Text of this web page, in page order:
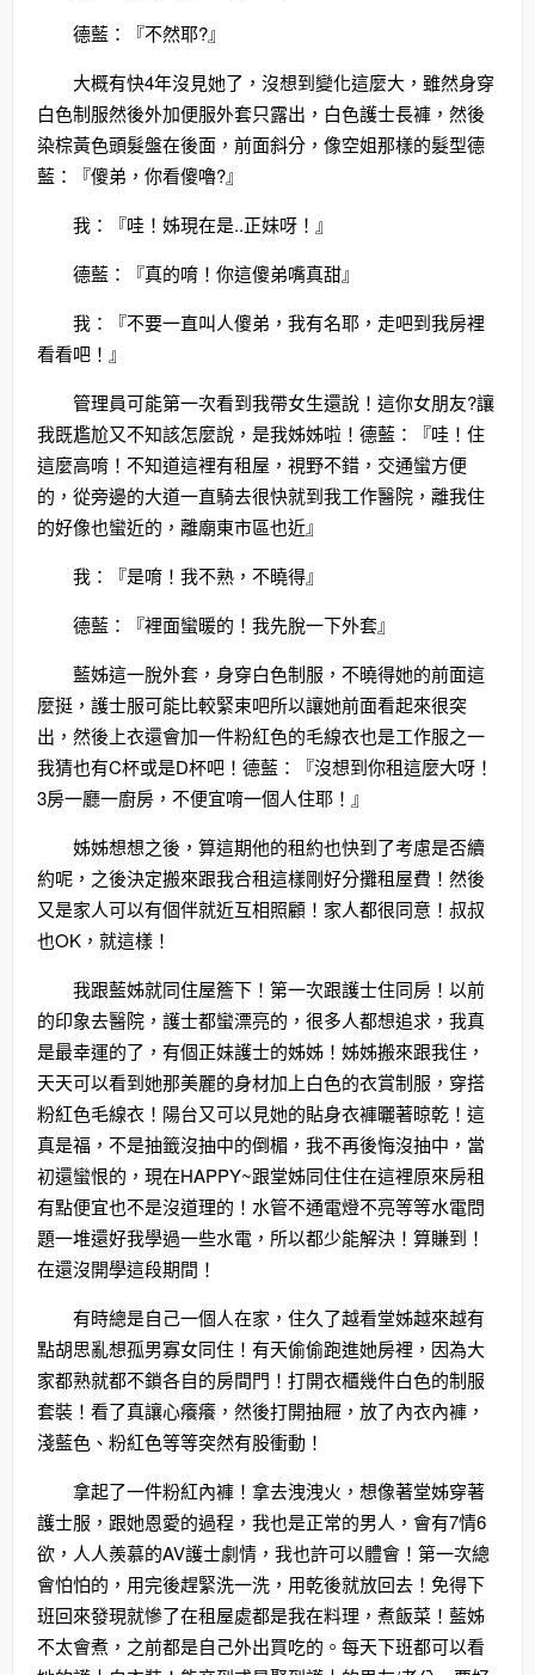
德藍：『不然耶?』
大概有快4年沒見她了，沒想到變化這麼大，雖然身穿
白色制服然後外加便服外套只露出，白色護士長褲，然後
染棕黃色頭髮盤在後面，前面斜分，像空姐那樣的髮型德
藍：『傻弟，你看傻嚕?』
我：『哇！姊現在是..正妹呀！』
德藍：『真的唷！你這傻弟嘴真甜』
我：『不要一直叫人傻弟，我有名耶，走吧到我房裡
看看吧！』
管理員可能第一次看到我帶女生還說！這你女朋友?讓
我既尷尬又不知該怎麼說，是我姊姊啦！德藍：『哇！住
這麼高唷！不知道這裡有租屋，視野不錯，交通蠻方便
的，從旁邊的大道一直騎去很快就到我工作醫院，離我住
的好像也蠻近的，離廟東市區也近』
我：『是唷！我不熟，不曉得』
德藍：『裡面蠻暖的！我先脫一下外套』
藍姊這一脫外套，身穿白色制服，不曉得她的前面這
麼挺，護士服可能比較緊束吧所以讓她前面看起來很突
出，然後上衣還會加一件粉紅色的毛線衣也是工作服之一
我猜也有C杯或是D杯吧！德藍：『沒想到你租這麼大呀！
3房一廳一廚房，不便宜唷一個人住耶！』
姊姊想想之後，算這期他的租約也快到了考慮是否續
約呢，之後決定搬來跟我合租這樣剛好分攤租屋費！然後
又是家人可以有個伴就近互相照顧！家人都很同意！叔叔
也OK，就這樣！
我跟藍姊就同住屋簷下！第一次跟護士住同房！以前
的印象去醫院，護士都蠻漂亮的，很多人都想追求，我真
是最幸運的了，有個正妹護士的姊姊！姊姊搬來跟我住，
天天可以看到她那美麗的身材加上白色的衣賞制服，穿搭
粉紅色毛線衣！陽台又可以見她的貼身衣褲曬著晾乾！這
真是福，不是抽籤沒抽中的倒楣，我不再後悔沒抽中，當
初還蠻恨的，現在HAPPY~跟堂姊同住住在這裡原來房租
有點便宜也不是沒道理的！水管不通電燈不亮等等水電問
題一堆還好我學過一些水電，所以都少能解決！算賺到！
在還沒開學這段期間！
有時總是自己一個人在家，住久了越看堂姊越來越有
點胡思亂想孤男寡女同住！有天偷偷跑進她房裡，因為大
家都熟就都不鎖各自的房間門！打開衣櫃幾件白色的制服
套裝！看了真讓心癢癢，然後打開抽屜，放了內衣內褲，
淺藍色、粉紅色等等突然有股衝動！
拿起了一件粉紅內褲！拿去洩洩火，想像著堂姊穿著
護士服，跟她恩愛的過程，我也是正常的男人，會有7情6
欲，人人羨慕的AV護士劇情，我也許可以體會！第一次總
會怕怕的，用完後趕緊洗一洗，用乾後就放回去！免得下
班回來發現就慘了在租屋處都是我在料理，煮飯菜！藍姊
不太會煮，之前都是自己外出買吃的。每天下班都可以看